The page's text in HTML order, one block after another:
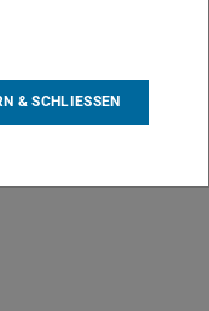
in
und II“;
der
& SCHLIESSEN